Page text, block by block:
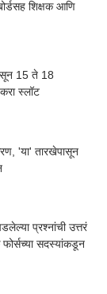
शिक्षक आणि
15 ते 18
स्लॉट
'या' तारखेपासून
प्रश्नांची उत्तरं
सदस्यांकडून